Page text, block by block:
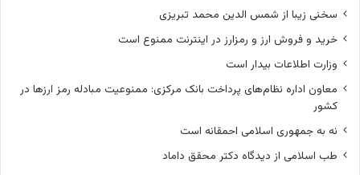
سخنی زیبا از شمس الدین محمد تبریزی
خرید و فروش ارز و رمزارز در اینترنت ممنوع است
وزارت اطلاعات بیدار است
معاون اداره نظام‌های پرداخت بانک مرکزی: ممنوعیت مبادله رمز ارزها در
کشور
نه به جمهوری اسلامی احمقانه است
طب اسلامی از دیدگاه دکتر محقق داماد